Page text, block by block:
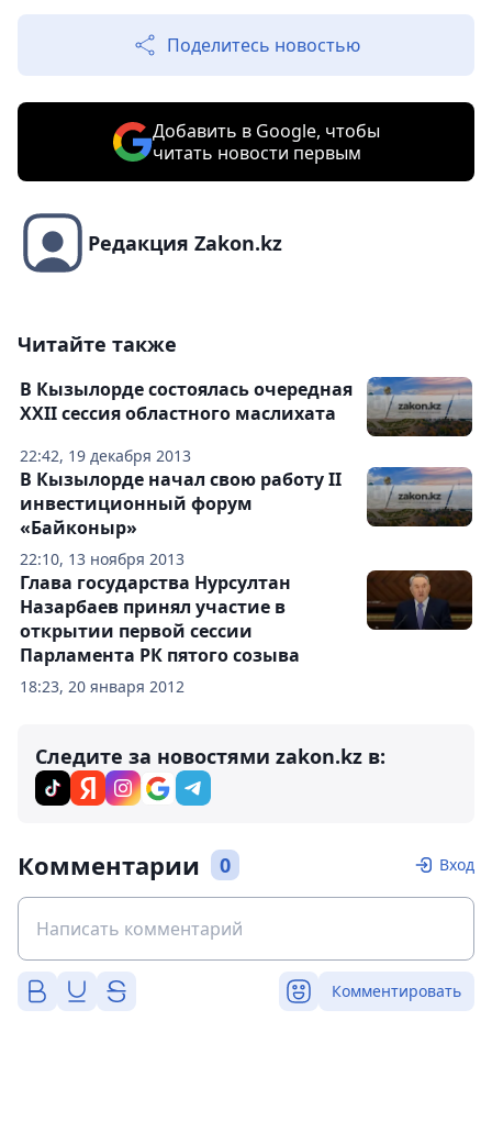
Поделитесь новостью
Добавить в Google, чтобы
читать новости первым
Редакция Zakon.kz
Читайте также
22:42, 19 декабря 2013
В Кызылорде состоялась очередная
XXII сессия областного маслихата
22:10, 13 ноября 2013
В Кызылорде начал свою работу II
инвестиционный форум
«Байконыр»
18:23, 20 января 2012
Глава государства Нурсултан
Назарбаев принял участие в
открытии первой сессии
Парламента РК пятого созыва
Следите за новостями zakon.kz в:
Комментарии 0 Вход
Комментировать